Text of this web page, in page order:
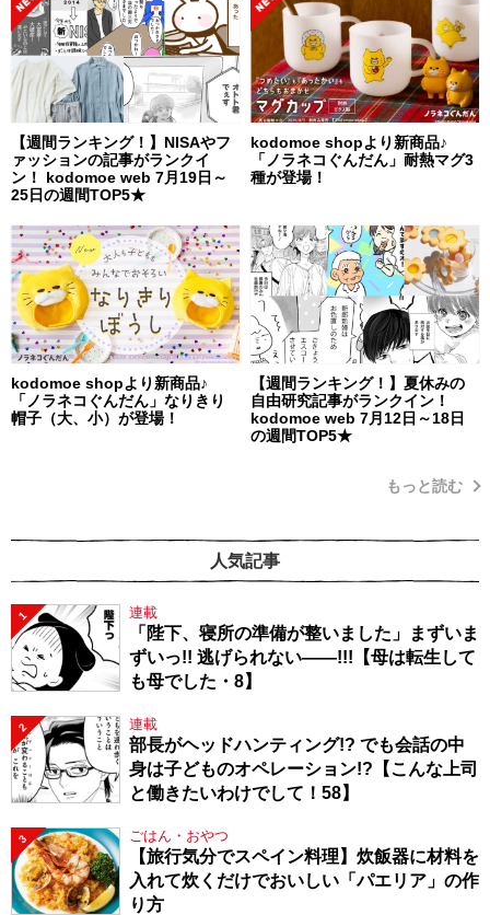
【週間ランキング！】NISAやフ
ァッションの記事がランクイ
ン！ kodomoe web 7月19日～
25日の週間TOP5★
kodomoe shopより新商品♪
「ノラネコぐんだん」耐熱マグ3
種が登場！
kodomoe shopより新商品♪
「ノラネコぐんだん」なりきり
帽子（大、小）が登場！
【週間ランキング！】夏休みの
自由研究記事がランクイン！
kodomoe web 7月12日～18日
の週間TOP5★
もっと読む
人気記事
1 連載
「陛下、寝所の準備が整いました」まずいま
ずいっ!! 逃げられない――!!!【母は転生して
も母でした・8】
2 連載
部長がヘッドハンティング!? でも会話の中
身は子どものオペレーション!?【こんな上司
と働きたいわけでして！58】
3 ごはん・おやつ
【旅行気分でスペイン料理】炊飯器に材料を
入れて炊くだけでおいしい「パエリア」の作
り方